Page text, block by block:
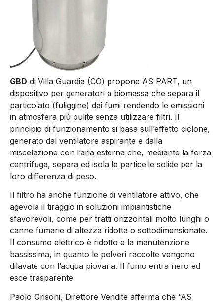
GBD di Villa Guardia (CO) propone AS PART, un
dispositivo per generatori a biomassa che separa il
particolato (fuliggine) dai fumi rendendo le emissioni
in atmosfera più pulite senza utilizzare filtri. Il
principio di funzionamento si basa sull’effetto ciclone,
generato dal ventilatore aspirante e dalla
miscelazione con l’aria esterna che, mediante la forza
centrifuga, separa ed isola le particelle solide per la
loro differenza di peso.
Il filtro ha anche funzione di ventilatore attivo, che
agevola il tiraggio in soluzioni impiantistiche
sfavorevoli, come per tratti orizzontali molto lunghi o
canne fumarie di altezza ridotta o sottodimensionate.
Il consumo elettrico è ridotto e la manutenzione
bassissima, in quanto le polveri raccolte vengono
dilavate con l’acqua piovana. Il fumo entra nero ed
esce trasparente.
Paolo Grisoni, Direttore Vendite afferma che “AS